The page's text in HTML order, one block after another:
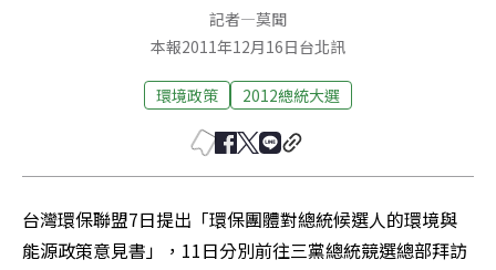
記者—莫聞
本報2011年12月16日台北訊
環境政策 2012總統大選
台灣環保聯盟7日提出「環保團體對總統候選人的環境與
能源政策意見書」，11日分別前往三黨總統競選總部拜訪